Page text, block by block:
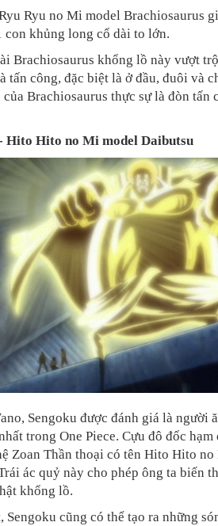
Ryu no Mi model Brachiosaurus
con khủng long cổ dài to lớn.
Brachiosaurus khổng lồ này vượt
tấn công, đặc biệt là ở đầu, đuôi và
Brachiosaurus thực sự là đòn tấn
Hito Hito no Mi model Daibutsu
Sengoku được đánh giá là người
trong One Piece. Cựu đô đốc
Zoan Thần thoại có tên Hito Hito
ác quỷ này cho phép ông ta biến
khổng lồ.
Sengoku cũng có thể tạo ra những